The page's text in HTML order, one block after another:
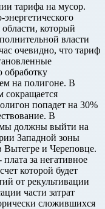
тарифа на мусор.
который
власти
очевидно, что тариф
обработку
на полигоне. В
сокращается
попадет на 30%
В
мы должны выйти на
Западной зоны
Вытегре и Череповце.
за негативное
которой будет
от рекультивации
части затрат
сложившихся